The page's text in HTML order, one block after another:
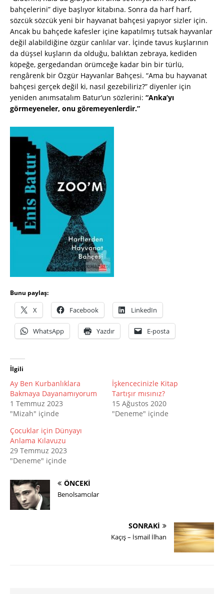
bahçelerini” diye başlıyor kitabına. Sonra da harf harf,
sözcük sözcük yeni bir hayvanat bahçesi yapıyor sizler için.
Ancak bu bahçede kafesler içine kapatılmış tutsak hayvanlar
değil alabildiğine özgür canlılar var. İçinde tavus kuşlarının
da düşsel kuşların da olduğu, balıktan zebraya, kediden
köpeğe, gergedandan örümceğe kadar bin bir türlü,
rengârenk bir Özgür Hayvanlar Bahçesi. “Ama bu hayvanat
bahçesi gerçek değil ki, nasıl gezebiliriz?” diyenler için
yeniden anımsatalım Batur’un sözlerini: “Anka’yı
görmeyeneler, onu göremeyenlerdir.”
Bunu paylaş:
X Facebook LinkedIn
WhatsApp Yazdır E-posta
İlgili
Ay Ben Kurbanlıklara
Bakmaya Dayanamıyorum
1 Temmuz 2023
"Mizah" içinde
İşkencecinizle Kitap
Tartışır mısınız?
15 Ağustos 2020
"Deneme" içinde
Çocuklar için Dünyayı
Anlama Kılavuzu
29 Temmuz 2023
"Deneme" içinde
ÖNCEKI
Benolsamcılar
SONRAKI
Kaçış – İsmail İlhan